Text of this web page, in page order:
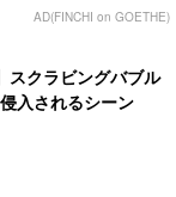
AD(FINCHI on GOETHE)
スクラビングバブル
入されるシーン